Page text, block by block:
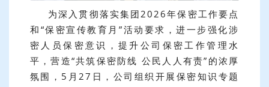
为深入贯彻落实集团2026年保密工作要点
和“保密宣传教育月”活动要求，进一步强化涉
密人员保密意识，提升公司保密工作管理水
平，营造“共筑保密防线 公民人人有责”的浓厚
氛围，5月27日，公司组织开展保密知识专题